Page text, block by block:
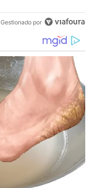
Gestionado por